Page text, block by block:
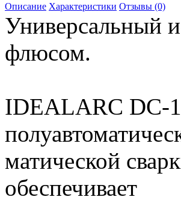
Описание Характеристики Отзывы (0)
Универсальный
флюсом.
IDEALARC DC-
матической
обеспечивает